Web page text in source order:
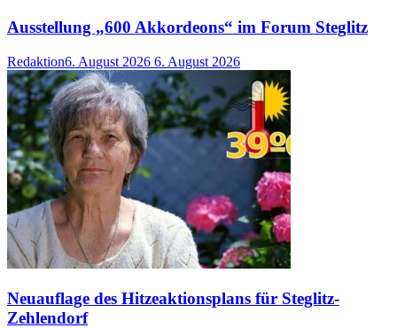
Ausstellung „600 Akkordeons“ im Forum Steglitz
Redaktion6. August 2026 6. August 2026
Neuauflage des Hitzeaktionsplans für Steglitz-
Zehlendorf